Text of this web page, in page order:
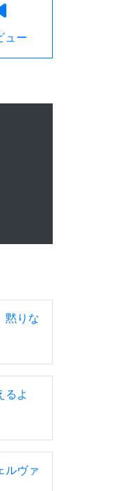
ュー
黙りな
るよ
ルヴァ